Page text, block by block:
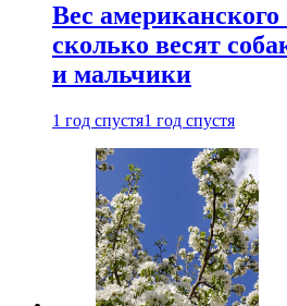
Вес
сколько весят
и мальчики
1 год спустя1 год спустя